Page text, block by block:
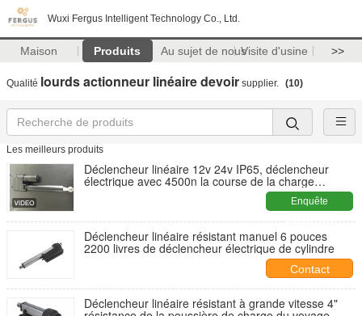
Wuxi Fergus Intelligent Technology Co., Ltd.
Maison Produits Au sujet de nousVisite d'usine >>
Qualité lourds actionneur linéaire devoir supplier. (10)
Les meilleurs produits
Déclencheur linéaire 12v 24v IP65, déclencheur
électrique avec 4500n la course de la charge
Enquête
maintenant
Déclencheur linéaire résistant manuel 6 pouces
2200 livres de déclencheur électrique de cylindre
Contact
Déclencheur linéaire résistant à grande vitesse 4"